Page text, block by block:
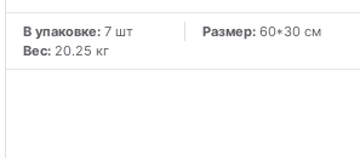
В упаковке:7 шт Размер: 60*30 см
Вес: 20.25 кг